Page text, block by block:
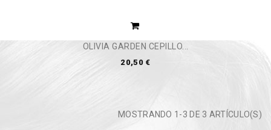
OLIVIA GARDEN CEPILLO...
20,50 €
MOSTRANDO 1-3 DE 3 ARTÍCULO(S)